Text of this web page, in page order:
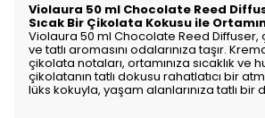
Violaura 50 ml Chocolate Reed
Sıcak Bir Çikolata Kokusu ile
Violaura 50 ml Chocolate Reed Diffuser,
ve tatlı aromasını odalarınıza taşır.
çikolata notaları, ortamınıza sıcaklık ve
çikolatanın tatlı dokusu rahatlatıcı bir
lüks kokuyla, yaşam alanlarınıza tatlı bir